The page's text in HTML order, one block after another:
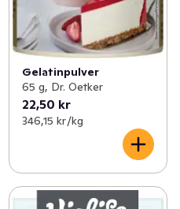
Gelatinpulver
65 g, Dr. Oetker
22,50 kr
346,15 kr /kg